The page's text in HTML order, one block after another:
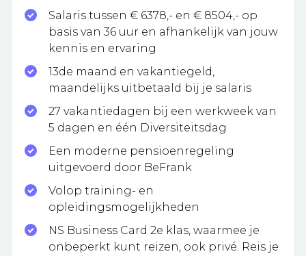
Salaris tussen € 6378,- en € 8504,- op
basis van 36 uur en afhankelijk van jouw
kennis en ervaring
13de maand en vakantiegeld,
maandelijks uitbetaald bij je salaris
27 vakantiedagen bij een werkweek van
5 dagen en één Diversiteitsdag
Een moderne pensioenregeling
uitgevoerd door BeFrank
Volop training- en
opleidingsmogelijkheden
NS Business Card 2e klas, waarmee je
onbeperkt kunt reizen, ook privé. Reis je